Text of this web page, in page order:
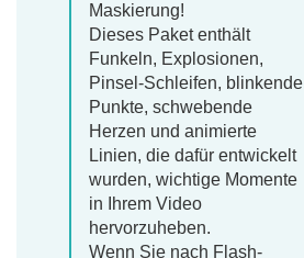
Maskierung!
Dieses Paket enthält
Funkeln, Explosionen,
Pinsel-Schleifen, blinkende
Punkte, schwebende
Herzen und animierte
Linien, die dafür entwickelt
wurden, wichtige Momente
in Ihrem Video
hervorzuheben.
Wenn Sie nach Flash-